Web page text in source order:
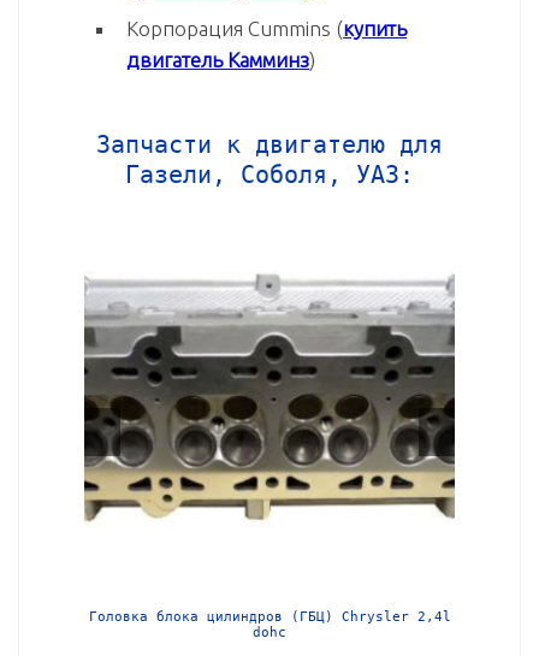
Корпорация Cummins (купить
двигатель Камминз)
Запчасти к двигателю для
Газели, Соболя, УАЗ:
Головка блока цилиндров (ГБЦ) Chrysler 2,4l
dohc